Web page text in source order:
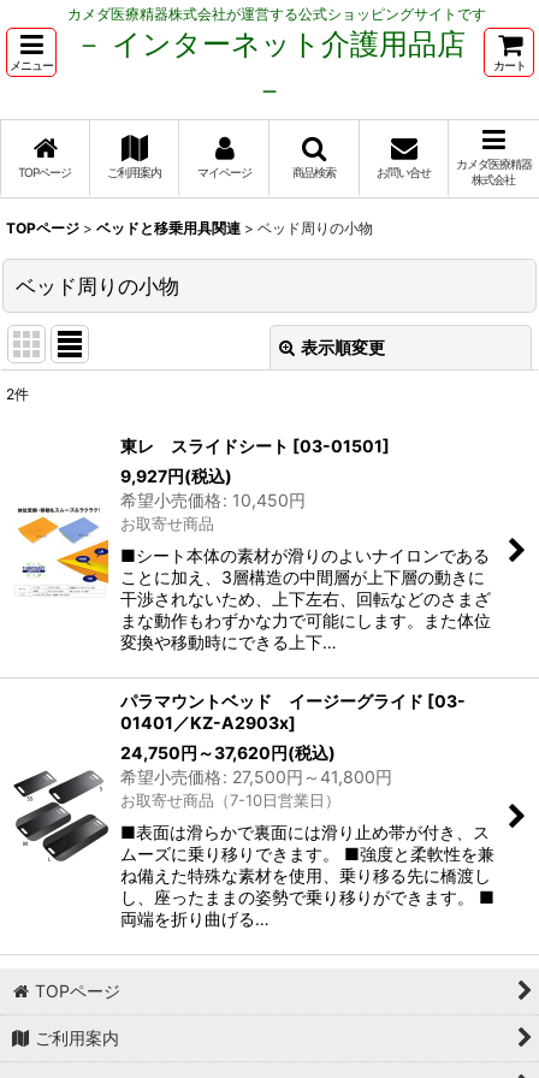
カメダ医療精器株式会社が運営する公式ショッピングサイトです
メニュー
－ インターネット介護用品店
－
カート
TOPページ ご利用案内 マイページ 商品検索 お問い合せ
カメダ医療精器
株式会社
TOPページ > ベッドと移乗用具関連 > ベッド周りの小物
ベッド周りの小物
表示順変更
絞り込む
2件
東レ スライドシート [03-01501]
9,927円(税込)
希望小売価格: 10,450円
お取寄せ商品
■シート本体の素材が滑りのよいナイロンである
ことに加え、3層構造の中間層が上下層の動きに
干渉されないため、上下左右、回転などのさまざ
まな動作もわずかな力で可能にします。また体位
変換や移動時にできる上下…
パラマウントベッド イージーグライド [03-
01401／KZ-A2903x]
24,750円 ～37,620円(税込)
希望小売価格: 27,500円 ～41,800円
お取寄せ商品（7-10日営業日）
■表面は滑らかで裏面には滑り止め帯が付き、ス
ムーズに乗り移りできます。 ■強度と柔軟性を兼
ね備えた特殊な素材を使用、乗り移る先に橋渡し
し、座ったままの姿勢で乗り移りができます。 ■
両端を折り曲げる…
TOPページ
ご利用案内